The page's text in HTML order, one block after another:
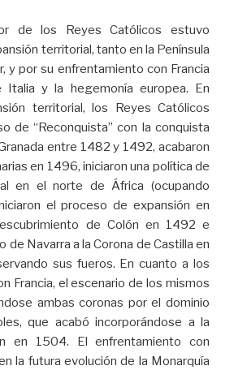
de los Reyes Católicos estuvo
territorial, tanto en la Península
y por su enfrentamiento con Francia
y la hegemonía europea. En
territorial, los Reyes Católicos
de “Reconquista” con la conquista
entre 1482 y 1492, acabaron
en 1496, iniciaron una política de
en el norte de África (ocupando
el proceso de expansión en
de Colón en 1492 e
de Navarra a la Corona de Castilla en
sus fueros. En cuanto a los
Francia, el escenario de los mismos
ambas coronas por el dominio
que acabó incorporándose a la
en 1504. El enfrentamiento con
la futura evolución de la Monarquía